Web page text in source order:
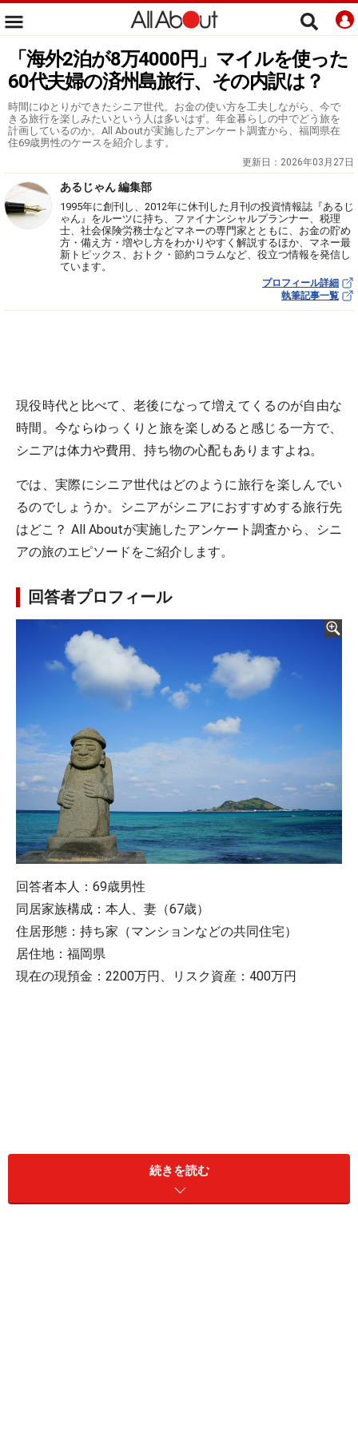
「海外2泊が8万4000円」マイルを使った
60代夫婦の済州島旅行、その内訳は？
時間にゆとりができたシニア世代。お金の使い方を工夫しながら、今で
きる旅行を楽しみたいという人は多いはず。年金暮らしの中でどう旅を
計画しているのか。All Aboutが実施したアンケート調査から、福岡県在
住69歳男性のケースを紹介します。
更新日： 2026年03月27日
あるじゃん 編集部
1995年に創刊し、2012年に休刊した月刊の投資情報誌『あるじ
ゃん』をルーツに持ち、ファイナンシャルプランナー、税理
士、社会保険労務士などマネーの専門家とともに、お金の貯め
方・備え方・増やし方をわかりやすく解説するほか、マネー最
新トピックス、おトク・節約コラムなど、役立つ情報を発信し
ています。
プロフィール詳細
執筆記事一覧
現役時代と比べて、老後になって増えてくるのが自由な
時間。今ならゆっくりと旅を楽しめると感じる一方で、
シニアは体力や費用、持ち物の心配もありますよね。
では、実際にシニア世代はどのように旅行を楽しんでい
るのでしょうか。シニアがシニアにおすすめする旅行先
はどこ？ All Aboutが実施したアンケート調査から、シニ
アの旅のエピソードをご紹介します。
回答者プロフィール
回答者本人：69歳男性
同居家族構成：本人、妻（67歳）
住居形態：持ち家（マンションなどの共同住宅）
居住地：福岡県
現在の現預金：2200万円、リスク資産：400万円
続きを読む